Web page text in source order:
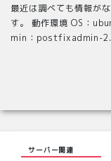
最近は調べても情報が
す。 動作環境 OS：
min：postfixadmin-
サーバー関連